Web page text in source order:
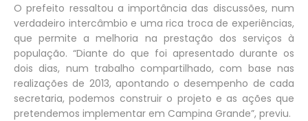
O prefeito ressaltou a importância das discussões, num
verdadeiro intercâmbio e uma rica troca de experiências,
que permite a melhoria na prestação dos serviços à
população. “Diante do que foi apresentado durante os
dois dias, num trabalho compartilhado, com base nas
realizações de 2013, apontando o desempenho de cada
secretaria, podemos construir o projeto e as ações que
pretendemos implementar em Campina Grande”, previu.